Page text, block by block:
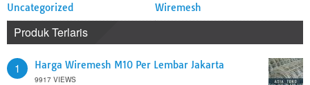
Uncategorized Wiremesh
Produk Terlaris
1 Harga Wiremesh M10 Per Lembar Jakarta
9917 VIEWS